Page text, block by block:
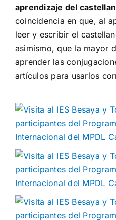
aprendizaje del
coincidencia en que, al
leer y escribir el
asimismo, que la mayor
aprender las
artículos para usarlos